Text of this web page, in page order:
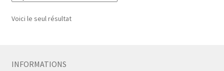
Voici le seul résultat
INFORMATIONS